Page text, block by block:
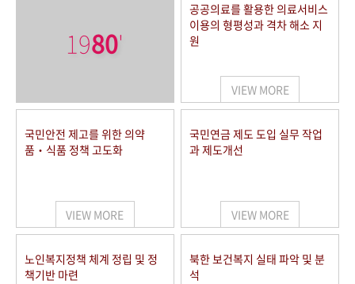
1980'
공공의료를 활용한 의료서비스
이용의 형평성과 격차 해소 지
원
VIEW MORE
국민안전 제고를 위한 의약
품‧식품 정책 고도화
VIEW MORE
국민연금 제도 도입 실무 작업
과 제도개선
VIEW MORE
노인복지정책 체계 정립 및 정
책기반 마련
북한 보건복지 실태 파악 및 분
석